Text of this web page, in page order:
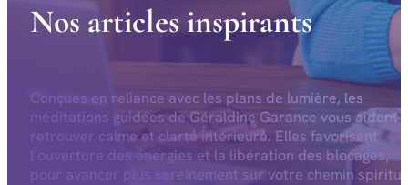
Nos articles inspirants
Conçues en reliance avec les plans de lumière, les
méditations guidées de Géraldine Garance vous aident
retrouver calme et clarté intérieure. Elles favorisent
l’ouverture des énergies et la libération des blocages,
pour avancer plus sereinement sur votre chemin